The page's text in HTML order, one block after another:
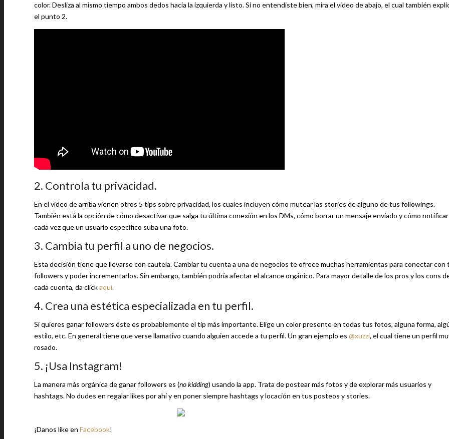
color. Desliza al mismo tiempo ambos dedos hacia la izquierda y listo. Si no entendiste bien, mira el video de abajo, el cual también
el punto 2.
2. Controla tu privacidad.
En el video de arriba vienen otros 5 tips sobre privacidad, los cuales incluyen cómo mutear las stories de alguno de tus followings.
También está la opción de cómo desactivar que salga tu última conexión en los DMs, cómo borrar un mensaje enviado y cómo
cada vez que un usuario específico suba una foto.
3. Cambia tu perfil a uno de negocios.
Esta decisión tiene que llevarse con cautela. Cambiar tu cuenta a una de negocios te ofrece muchas herramientas para conectar con
followers y poder incrementarlos. Sin embargo, también podría afectar el alcance orgánico. Para mayor detalle de los pros y los cons
cada cuenta, da clickaquí.
4. Crea una estética especializada en tu perfil.
Si quieres ganar followers éste es probablemente el tip más importante. Elige un color presente en todas tus fotos, alguna forma,
estilo, etc. En general tiene que verse llamativo cuando alguien accede a tu perfil. Un gran ejemplo es @xuzzi, el cual tiene un perfil
rosado.
5. ¡Usa Instagram!
La manera más orgánica de ganar followers es (no kidding) usando la app. Trata de postear más fotos y de explorar más usuarios y
hashtags. No dudes en regalar likes por ahí y en poner siempre hashtags y locación en tus posteos y stories.
¡Danos like en Facebook!